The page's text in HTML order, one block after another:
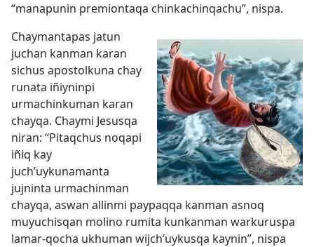
“manapunin premiontaqa chinkachinqachu”, nispa.
Chaymantapas jatun
juchan kanman karan
sichus apostolkuna chay
runata iñiyninpi
urmachinkuman karan
chayqa. Chaymi Jesusqa
niran: “Pitaqchus noqapi
iñiq kay
juch’uykunamanta
jujninta urmachinman
chayqa, aswan allinmi paypaqqa kanman asnoq
muyuchisqan molino rumita kunkanman warkuruspa
lamar-qocha ukhuman wijch’uykusqa kaynin”, nispa